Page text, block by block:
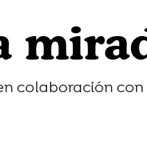
colaboración